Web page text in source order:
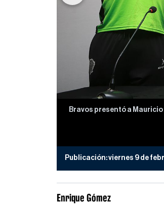
Bravos presentó a
Publicación:viernes 9 de
Enrique Gómez